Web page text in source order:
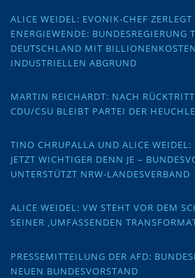
ALICE WEIDEL: EVONIK-CHEF ZERLEGT
ENERGIEWENDE: BUNDESREGIERUNG
DEUTSCHLAND MIT
INDUSTRIELLEN ABGRUND
MARTIN REICHARDT: NACH
CDU/CSU BLEIBT PARTEI DER
TINO CHRUPALLA UND ALICE WEIDEL:
JETZT WICHTIGER DENN JE –
UNTERSTÜTZT NRW-LANDESVERBAND
ALICE WEIDEL: VW STEHT VOR DEM
SEINER ‚UMFASSENDEN
PRESSEMITTEILUNG DER AFD:
NEUEN BUNDESVORSTAND